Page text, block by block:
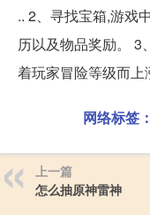
.. 2、寻找宝箱,游戏
历以及物品奖励。 3
着玩家冒险等级而上
网络标签：
上一篇
怎么抽原神雷神